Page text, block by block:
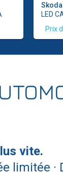
Skoda
LED
Prix
vite.
limitée